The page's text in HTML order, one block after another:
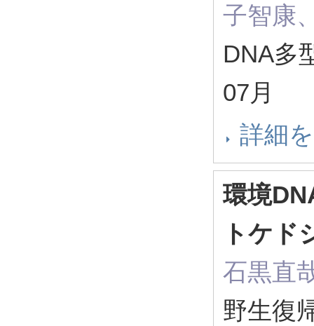
子智康
DNA
07月
詳細
環境
トケド
石黒直
野生復